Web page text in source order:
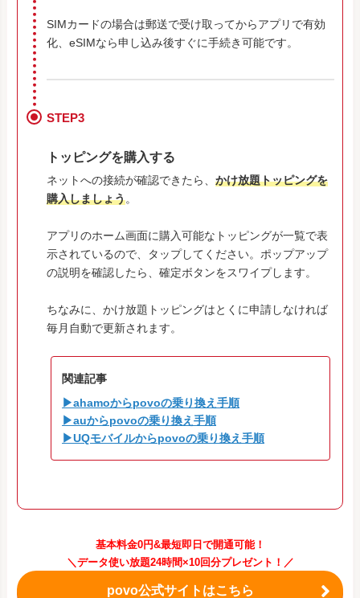
SIMカードの場合は郵送で受け取ってからアプリで有効
化、eSIMなら申し込み後すぐに手続き可能です。
STEP3
トッピングを購入する
ネットへの接続が確認できたら、 かけ放題トッピングを
購入しましょう。
アプリのホーム画面に購入可能なトッピングが一覧で表
示されているので、タップしてください。ポップアップ
の説明を確認したら、確定ボタンをスワイプします。
ちなみに、かけ放題トッピングはとくに申請しなければ
毎月自動で更新されます。
関連記事
▶ahamoからpovoの乗り換え手順
▶auからpovoの乗り換え手順
▶UQモバイルからpovoの乗り換え手順
基本料金0円&最短即日で開通可能！
＼データ使い放題24時間×10回分プレゼント！／
povo公式サイトはこちら